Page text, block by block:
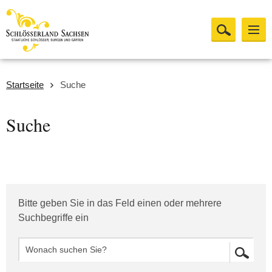
Startseite Suche
Suche
Bitte geben Sie in das Feld einen oder mehrere
Suchbegriffe ein